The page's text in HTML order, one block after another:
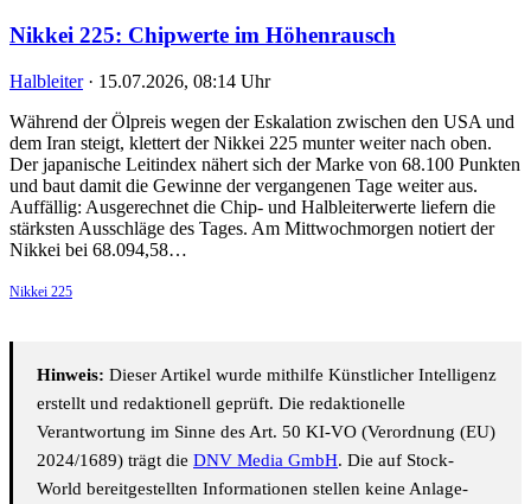
Nikkei 225: Chipwerte im Höhenrausch
Halbleiter · 15.07.2026, 08:14 Uhr
Während der Ölpreis wegen der Eskalation zwischen den USA und
dem Iran steigt, klettert der Nikkei 225 munter weiter nach oben.
Der japanische Leitindex nähert sich der Marke von 68.100 Punkten
und baut damit die Gewinne der vergangenen Tage weiter aus.
Auffällig: Ausgerechnet die Chip- und Halbleiterwerte liefern die
stärksten Ausschläge des Tages. Am Mittwochmorgen notiert der
Nikkei bei 68.094,58…
Nikkei 225
Hinweis: Dieser Artikel wurde mithilfe Künstlicher Intelligenz
erstellt und redaktionell geprüft. Die redaktionelle
Verantwortung im Sinne des Art. 50 KI-VO (Verordnung (EU)
2024/1689) trägt die DNV Media GmbH. Die auf Stock-
World bereitgestellten Informationen stellen keine Anlage-